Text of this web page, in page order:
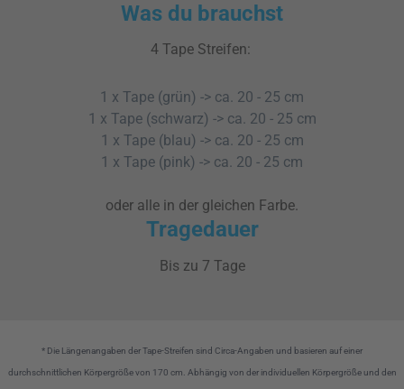
Was du brauchst
4 Tape Streifen:
1 x Tape (grün) -> ca. 20 - 25 cm
1 x Tape (schwarz) -> ca. 20 - 25 cm
1 x Tape (blau) -> ca. 20 - 25 cm
1 x Tape (pink) -> ca. 20 - 25 cm
oder alle in der gleichen Farbe.
Tragedauer
Bis zu 7 Tage
* Die Längenangaben der Tape-Streifen sind Circa-Angaben und basieren auf einer
durchschnittlichen Körpergröße von 170 cm. Abhängig von der individuellen Körpergröße und den